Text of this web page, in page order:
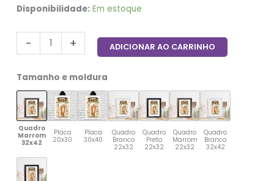
Disponibilidade: Em estoque
- + ADICIONAR AO CARRINHO
Tamanho e moldura
Quadro
Marrom
32x42
Placa
20x30
Placa
30x40
Quadro
Branco
22x32
Quadro
Preto
22x32
Quadro
Marrom
22x32
Quadro
Branco
32x42